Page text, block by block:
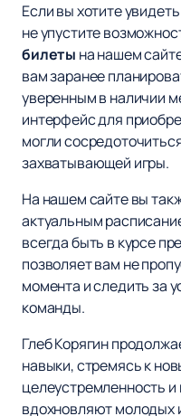
Если вы хотите
не упустите
билеты на нашем
вам заранее
уверенным в наличии
интерфейс для
могли
захватывающей игры.
На нашем сайте вы
актуальным
всегда быть в курсе
позволяет вам не
момента и следить за
команды.
Глеб Корягин
навыки, стремясь к
целеустремленность
вдохновляют молодых